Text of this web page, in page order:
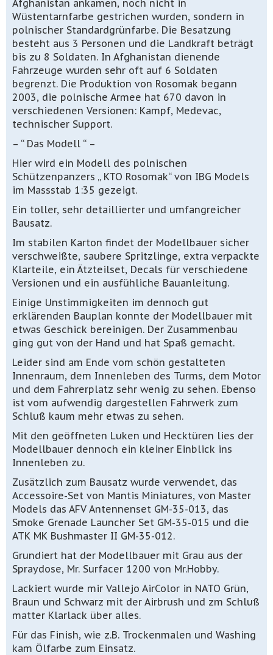
Afghanistan ankamen, noch nicht in
Wüstentarnfarbe gestrichen wurden, sondern in
polnischer Standardgrünfarbe. Die Besatzung
besteht aus 3 Personen und die Landkraft beträgt
bis zu 8 Soldaten. In Afghanistan dienende
Fahrzeuge wurden sehr oft auf 6 Soldaten
begrenzt. Die Produktion von Rosomak begann
2003, die polnische Armee hat 670 davon in
verschiedenen Versionen: Kampf, Medevac,
technischer Support.
– “ Das Modell “ –
Hier wird ein Modell des polnischen
Schützenpanzers „ KTO Rosomak“ von IBG Models
im Massstab 1:35 gezeigt.
Ein toller, sehr detaillierter und umfangreicher
Bausatz.
Im stabilen Karton findet der Modellbauer sicher
verschweißte, saubere Spritzlinge, extra verpackte
Klarteile, ein Ätzteilset, Decals für verschiedene
Versionen und ein ausfühliche Bauanleitung.
Einige Unstimmigkeiten im dennoch gut
erklärenden Bauplan konnte der Modellbauer mit
etwas Geschick bereinigen. Der Zusammenbau
ging gut von der Hand und hat Spaß gemacht.
Leider sind am Ende vom schön gestalteten
Innenraum, dem Innenleben des Turms, dem Motor
und dem Fahrerplatz sehr wenig zu sehen. Ebenso
ist vom aufwendig dargestellen Fahrwerk zum
Schluß kaum mehr etwas zu sehen.
Mit den geöffneten Luken und Hecktüren lies der
Modellbauer dennoch ein kleiner Einblick ins
Innenleben zu.
Zusätzlich zum Bausatz wurde verwendet, das
Accessoire-Set von Mantis Miniatures, von Master
Models das AFV Antennenset GM-35-013, das
Smoke Grenade Launcher Set GM-35-015 und die
ATK MK Bushmaster II GM-35-012.
Grundiert hat der Modellbauer mit Grau aus der
Spraydose, Mr. Surfacer 1200 von Mr.Hobby.
Lackiert wurde mir Vallejo AirColor in NATO Grün,
Braun und Schwarz mit der Airbrush und zm Schluß
matter Klarlack über alles.
Für das Finish, wie z.B. Trockenmalen und Washing
kam Ölfarbe zum Einsatz.